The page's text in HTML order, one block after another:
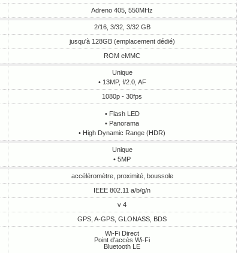
Adreno 405, 550MHz
2/16, 3/32, 3/32 GB
jusqu'à 128GB (emplacement dédié)
ROM eMMC
Unique
• 13MP, f/2.0, AF
1080p - 30fps
• Flash LED
• Panorama
• High Dynamic Range (HDR)
Unique
• 5MP
accéléromètre, proximité, boussole
IEEE 802.11 a/b/g/n
v 4
GPS, A-GPS, GLONASS, BDS
Wi-Fi Direct
Point d'accès Wi-Fi
Bluetooth LE